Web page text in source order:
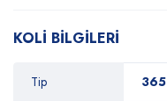
KOLİ BİLGİLERİ
Tip